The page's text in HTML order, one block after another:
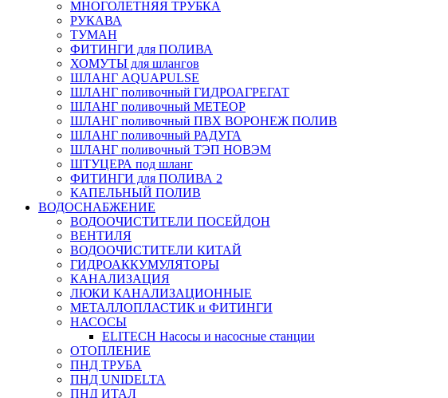
МНОГОЛЕТНЯЯ ТРУБКА
РУКАВА
ТУМАН
ФИТИНГИ для ПОЛИВА
ХОМУТЫ для шлангов
ШЛАНГ AQUAPULSE
ШЛАНГ поливочный ГИДРОАГРЕГАТ
ШЛАНГ поливочный МЕТЕОР
ШЛАНГ поливочный ПВХ ВОРОНЕЖ ПОЛИВ
ШЛАНГ поливочный РАДУГА
ШЛАНГ поливочный ТЭП НОВЭМ
ШТУЦЕРА под шланг
ФИТИНГИ для ПОЛИВА 2
КАПЕЛЬНЫЙ ПОЛИВ
ВОДОСНАБЖЕНИЕ
ВОДООЧИСТИТЕЛИ ПОСЕЙДОН
ВЕНТИЛЯ
ВОДООЧИСТИТЕЛИ КИТАЙ
ГИДРОАККУМУЛЯТОРЫ
КАНАЛИЗАЦИЯ
ЛЮКИ КАНАЛИЗАЦИОННЫЕ
МЕТАЛЛОПЛАСТИК и ФИТИНГИ
НАСОСЫ
ELITECH Насосы и насосные станции
ОТОПЛЕНИЕ
ПНД ТРУБА
ПНД UNIDELTA
ПНД ИТАЛ